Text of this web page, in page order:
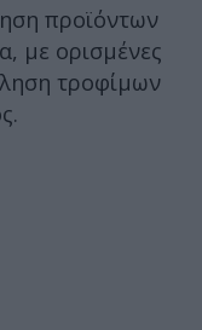
προϊόντων
με ορισμένες
τροφίμων